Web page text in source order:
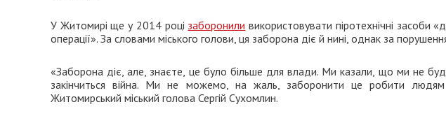
У Житомирі ще у 2014 році заборонили використовувати піротехнічні засоби
операції». За словами міського голови, ця заборона діє й нині, однак за
«Заборона діє, але, знаєте, це було більше для влади. Ми казали, що ми не
закінчиться війна. Ми не можемо, на жаль, заборонити це робити
Житомирський міський голова Сергій Сухомлин.